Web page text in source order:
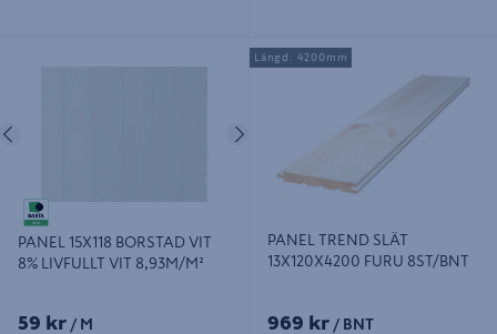
PANEL 15X118 BORSTAD VIT
8% LIVFULLT VIT 8,93M/M²
59 kr / M
PANEL TREND SLÄT 13X120X4200
FURU 8ST/BNT
PANEL TREND SLÄT
13X120X4200 FURU 8ST/BNT
969 kr / BNT
Längd: 4200mm